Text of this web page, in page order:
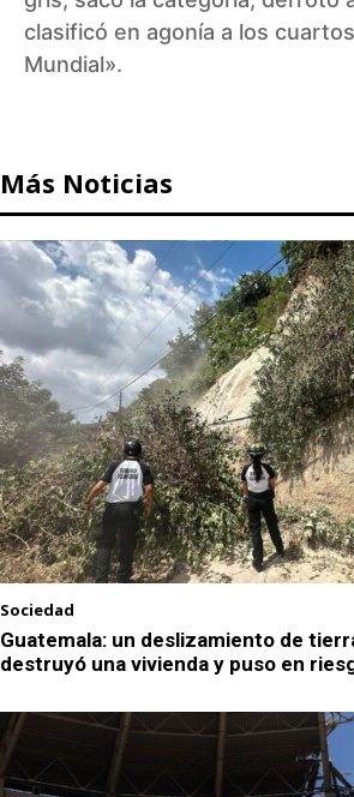
clasificó en agonía a los
Mundial».
Más Noticias
Sociedad
Guatemala: un deslizamiento de
destruyó una vivienda y puso en